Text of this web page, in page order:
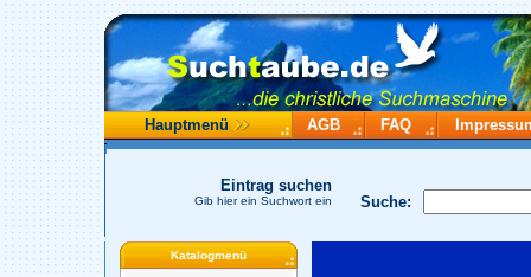
Hauptmenü AGB FAQ
Suche:
Eintrag suchen
Gib hier ein Suchwort ein
Katalogmenü